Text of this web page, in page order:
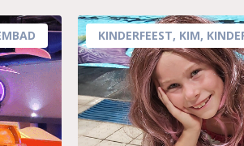
KINDERFEEST, KIM,